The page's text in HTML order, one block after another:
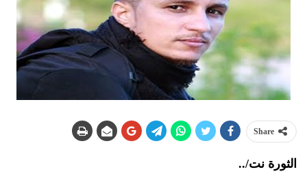
Share
الثورة نت/..